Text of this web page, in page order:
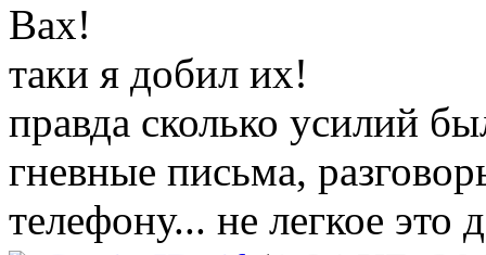
Вах!
таки я добил их!
правда сколько усилий
гневные письма,
телефону... не легкое это